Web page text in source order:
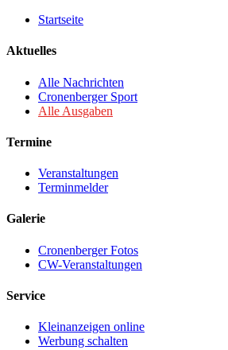
Startseite
Aktuelles
Alle Nachrichten
Cronenberger Sport
Alle Ausgaben
Termine
Veranstaltungen
Terminmelder
Galerie
Cronenberger Fotos
CW-Veranstaltungen
Service
Kleinanzeigen online
Werbung schalten